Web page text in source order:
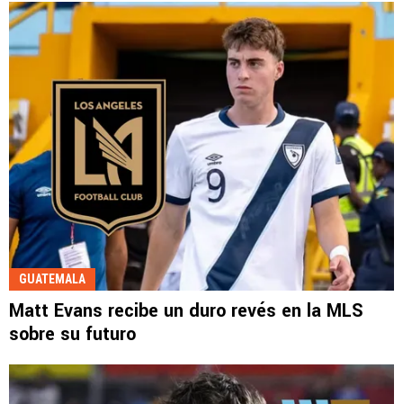
GUATEMALA
Matt Evans recibe un duro revés en la MLS
sobre su futuro